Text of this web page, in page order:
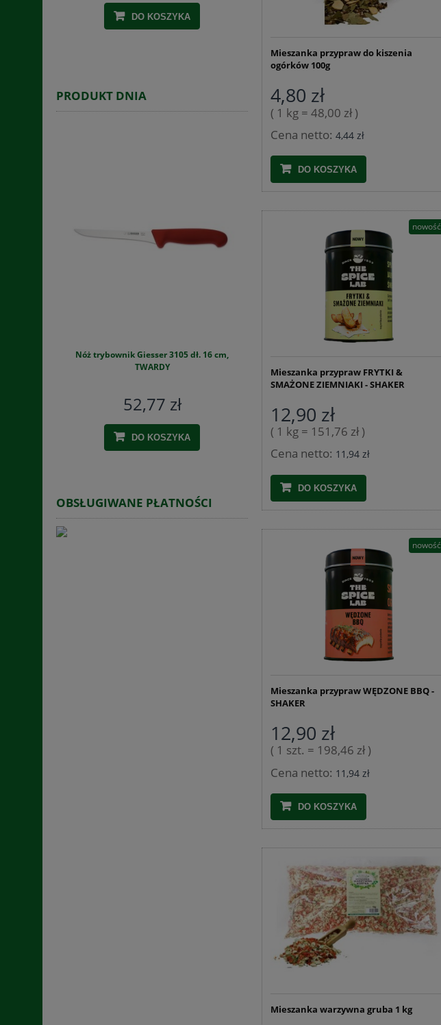
DO KOSZYKA DO KOSZYKA
PRODUKT DNIA
Nóż trybownik Giesser 3105 dł. 16 cm,
TWARDY
52,77 zł
DO KOSZYKA
1,93 zł
DO KOSZYKA
OBSŁUGIWANE PŁATNOŚCI
Mieszanka przypraw do kiszenia
ogórków 100g
4,80 zł
( 1 kg = 48,00 zł )
Cena netto: 4,44 zł
DO KOSZYKA
Mieszanka przypraw FRYTKI &
SMAŻONE ZIEMNIAKI - SHAKER
12,90 zł
( 1 kg = 151,76 zł )
Cena netto: 11,94 zł
DO KOSZYKA
nowość
Mieszanka przypraw WĘDZONE BBQ -
SHAKER
12,90 zł
( 1 szt. = 198,46 zł )
Cena netto: 11,94 zł
DO KOSZYKA
nowość
Mieszanka warzywna gruba 1 kg